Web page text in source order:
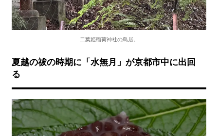
二葉姫稲荷神社の鳥居。
夏越の祓の時期に「水無月」が京都市中に出回
る